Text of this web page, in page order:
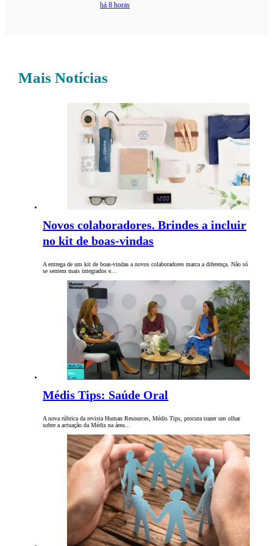
há 8 horas
Mais Notícias
Novos colaboradores. Brindes a incluir
no kit de boas-vindas
A entrega de um kit de boas-vindas a novos colaboradores marca a diferença. Não só
se sentem mais integrados e…
Médis Tips: Saúde Oral
A nova rúbrica da revista Human Resources, Médis Tips, procura trazer um olhar
sobre a actuação da Médis na área…